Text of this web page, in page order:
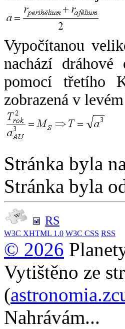
Vypočítanou
nachází
pomocí třetího
zobrazená v
Stránka byla
Stránka byla
RS
W3C XHTML 1.0 W3C CSS RSS
© 2026
Vytištěno ze
(
Nahrávám...